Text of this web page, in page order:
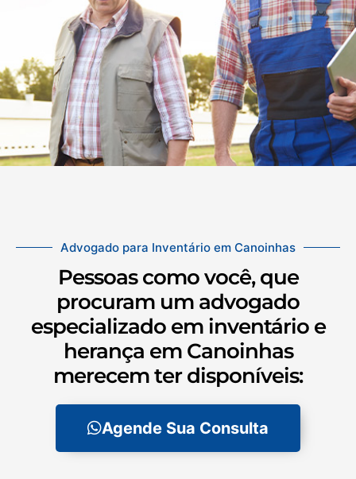
Advogado para Inventário em Canoinhas
Pessoas como você, que
procuram um advogado
especializado em inventário e
herança em Canoinhas
merecem ter disponíveis:
Agende Sua Consulta